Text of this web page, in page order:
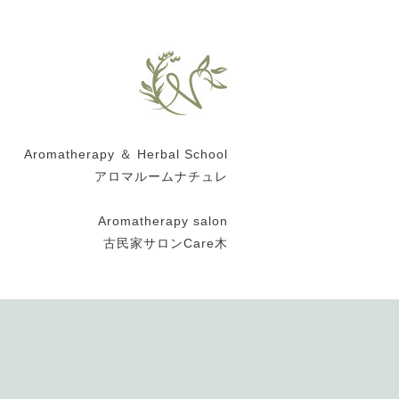
Aromatherapy ＆ Herbal School
アロマルームナチュレ
Aromatherapy salon
古民家サロンCare木